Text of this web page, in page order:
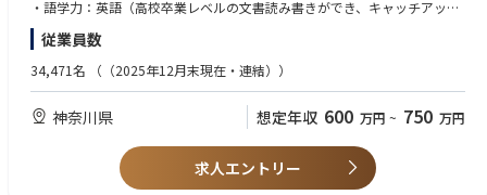
善、予防活動の立案、仕掛け(20%)
・グローバルでの標準化推進；各拠点の標準整備の支援、管理要領の制
定 (10%)
◆英語の業務利用場面
でのやり取りが必要となる
・年次の品質監査、実施した対策の効果確認のため、現地出張時は事前に
・語学力：英語（高校卒業レベルの文書読み書きができ、キャッチアップ
の意欲があること）
・エクセル、パワーポイント、ワードなどPCでの資料作成の基本スキル
・普通運転免許
◆歓迎するスキル
・品質保証に関わる業務経験
・英語での業務経験、コミュニケーション力（TOEIC650点以上）
◆書類選考や面接で重視するポイント
従業員数
34,471名 （（2025年12月末現在・連結））
神奈川県 想定年収 600 万円 ~ 750 万円
求人エントリー